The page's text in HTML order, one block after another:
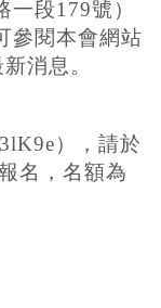
一段179號）
參閱本會網站
消息。
），請於
名，名額為